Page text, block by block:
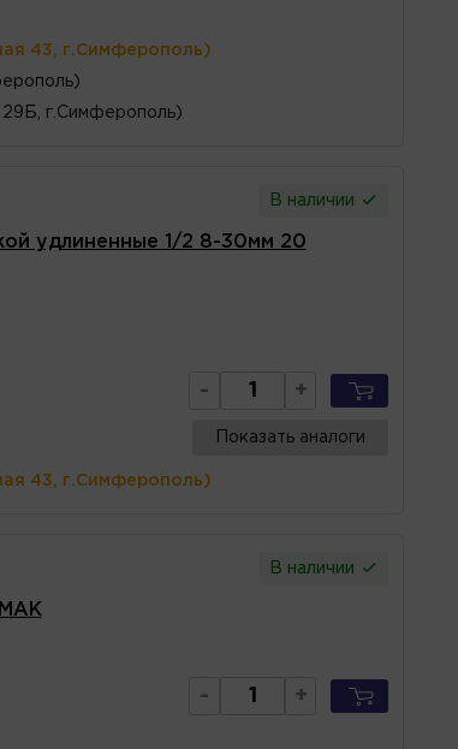
43, г.Симферополь)
29Б, г.Симферополь)
В наличии
удлиненные 1/2 8-30мм 20
- +
Показать аналоги
43, г.Симферополь)
В наличии
- +